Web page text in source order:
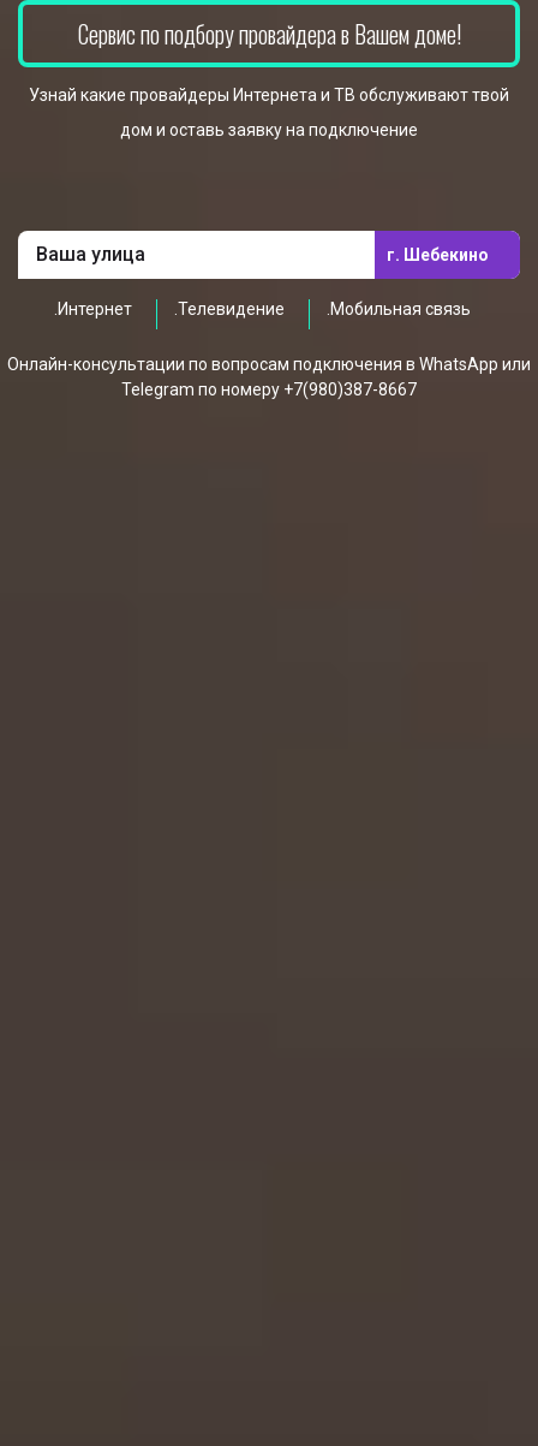
Сервис по подбору провайдера в Вашем доме!
Узнай какие провайдеры Интернета и ТВ обслуживают твой
дом и оставь заявку на подключение
г. Шебекино
.Интернет .Телевидение .Мобильная связь
Онлайн-консультации по вопросам подключения в WhatsApp или
Telegram по номеру +7(980)387-8667